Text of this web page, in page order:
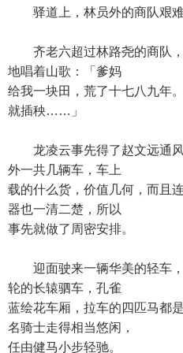
驿道上，林员外的商队艰难
齐老六超过林路尧的商队，
地唱着山歌：「爹妈
给我一块田，荒了十七八九年
就插秧……」
龙凌云事先得了赵文远通风
外一共几辆车，车上
载的什么货，价值几何，而且
器也一清二楚，所以
事先就做了周密安排。
迎面驶来一辆华美的轻车，
轮的长辕驷车，孔雀
蓝绘花车厢，拉车的四匹马都
名骑士走得相当悠闲，
任由健马小步轻驰。